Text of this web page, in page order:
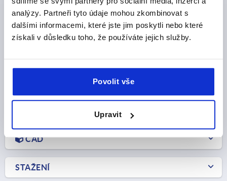
analýzy. Partneři tyto údaje mohou zkombinovat s
dalšími informacemi, které jste jim poskytli nebo které
získali v důsledku toho, že používáte jejich služby.
Povolit vše
Upravit
ROZTEČ OTVORŮ=130
UPEVŇOVACÍ OTVOR=M6
DÉLKA=150
VÝŠKA=35 T=30 NOSNÁ SÍLA N =1000
Objednací číslo:K0233.13006
plus náklady na dopravu
DETAILY
DETAILY O VÝROBKU
CAD
STAŽENÍ